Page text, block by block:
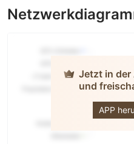
Jetzt in der
und
APP